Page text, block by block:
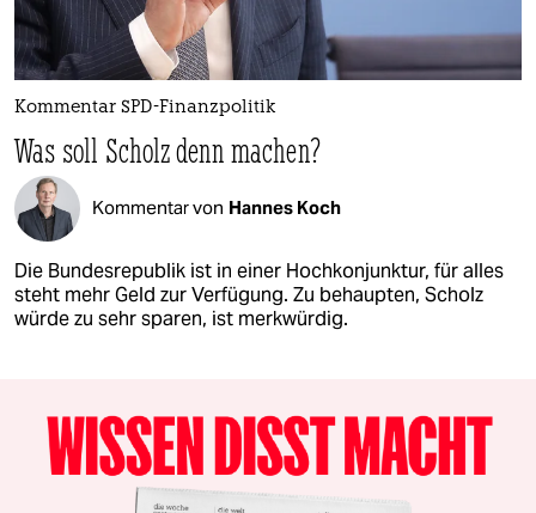
Kommentar SPD-Finanzpolitik
Was soll Scholz denn machen?
Kommentar von Hannes Koch
Die Bundesrepublik ist in einer Hochkonjunktur, für alles
steht mehr Geld zur Verfügung. Zu behaupten, Scholz
würde zu sehr sparen, ist merkwürdig.